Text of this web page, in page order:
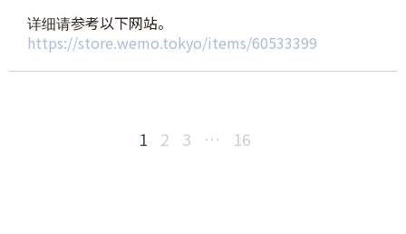
详细请参考以下网站。
https://store.wemo.tokyo/items/60533399
1 2 3 … 16